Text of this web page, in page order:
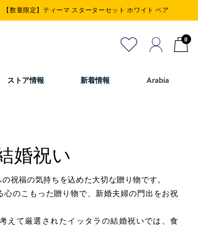
【数量限定】ティーマ スターターセット ホワイト ペア
0
ストア情報 新着情報 Arabia
婚祝い
祝福の気持ちを込めた大切な贈り物です。
のこもった贈り物で、新婚夫婦の門出をお祝
えて厳選されたイッタラの結婚祝いでは、食